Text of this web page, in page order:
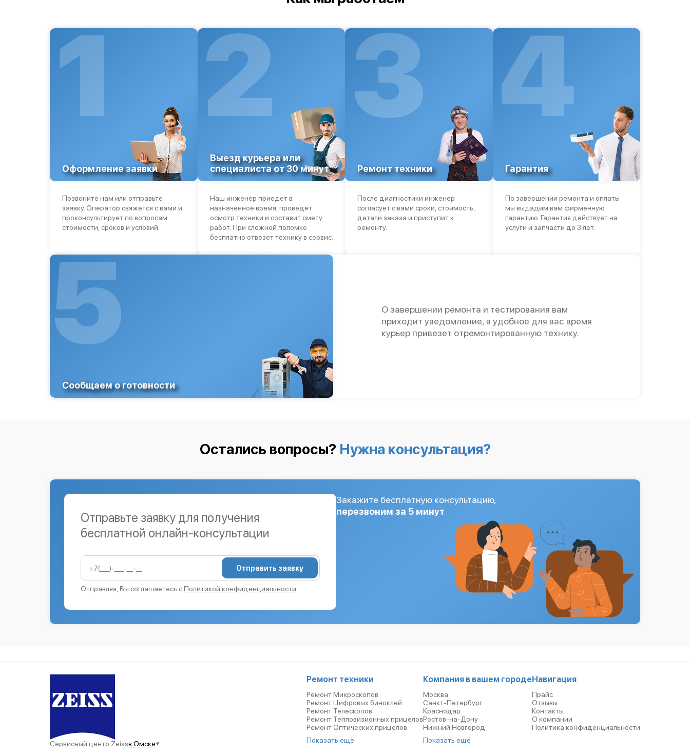
1
Оформление заявки
Позвоните нам или отправьте
заявку. Оператор свяжется с вами и
проконсультирует по вопросам
стоимости, сроков и условий.
2
Выезд курьера или
специалиста от 30 минут
Наш инженер приедет в
назначенное время, проведет
осмотр техники и составит смету
работ. При сложной поломке
бесплатно отвезет технику в сервис.
3
Ремонт техники
После диагностики инженер
согласует с вами сроки, стоимость,
детали заказа и приступит к
ремонту.
4
Гарантия
По завершении ремонта и оплаты
мы выдадим вам фирменную
гарантию. Гарантия действует на
услуги и запчасти до 3 лет.
5
Сообщаем о готовности
О завершении ремонта и тестирования вам
приходит уведомление, в удобное для вас время
курьер привезет отремонтированную технику.
Остались вопросы? Нужна консультация?
Отправьте заявку для получения
бесплатной онлайн-консультации
Отправить заявку
Отправляя, Вы соглашаетесь сПолитикой конфиденциальности
Закажите бесплатную консультацию,
перезвоним за 5 минут
Сервисный центр Zeissв Омске
Ремонт техники
Ремонт Микроскопов
Ремонт Цифровых биноклей
Ремонт Телескопов
Ремонт Тепловизионных прицелов
Ремонт Оптических прицелов
Показать ещё
Компания в вашем городе
Москва
Санкт-Петербург
Краснодар
Ростов-на-Дону
Нижний Новгород
Показать ещё
Навигация
Прайс
Отзывы
Контакты
О компании
Политика конфиденциальности